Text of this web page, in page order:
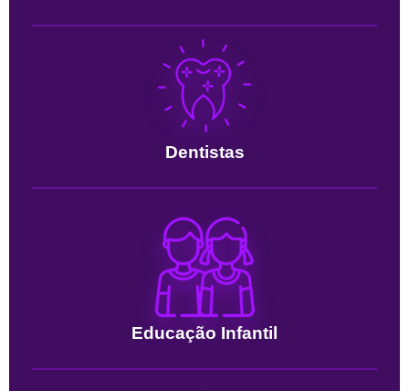
Dentistas
Educação Infantil